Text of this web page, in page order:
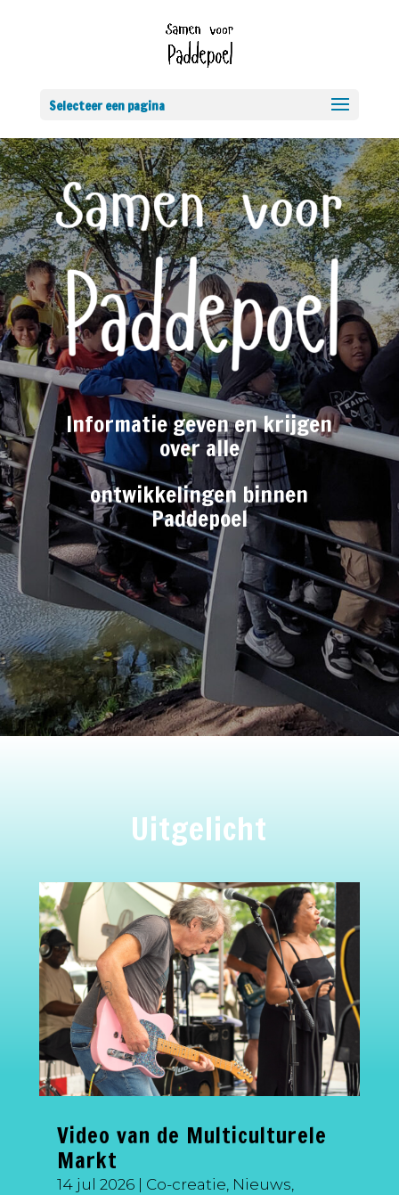
Selecteer een pagina
Informatie geven en krijgen
over alle
ontwikkelingen binnen
Paddepoel
Uitgelicht
Video van de Multiculturele
Markt
14 jul 2026| Co-creatie, Nieuws,